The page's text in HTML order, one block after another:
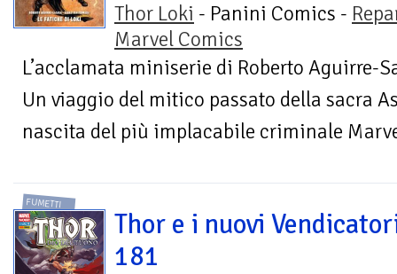
Thor Loki - Panini Comics -
Marvel Comics
L’acclamata miniserie di Roberto Aguirre-
Un viaggio del mitico passato della sacra
nascita del più implacabile criminale
FUMETTI
Thor e i nuovi
181